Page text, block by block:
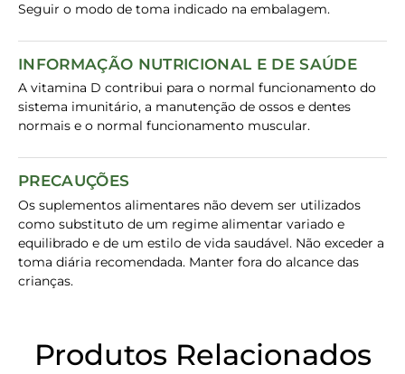
Seguir o modo de toma indicado na embalagem.
INFORMAÇÃO NUTRICIONAL E DE SAÚDE
A vitamina D contribui para o normal funcionamento do
sistema imunitário, a manutenção de ossos e dentes
normais e o normal funcionamento muscular.
PRECAUÇÕES
Os suplementos alimentares não devem ser utilizados
como substituto de um regime alimentar variado e
equilibrado e de um estilo de vida saudável. Não exceder a
toma diária recomendada. Manter fora do alcance das
crianças.
Produtos Relacionados